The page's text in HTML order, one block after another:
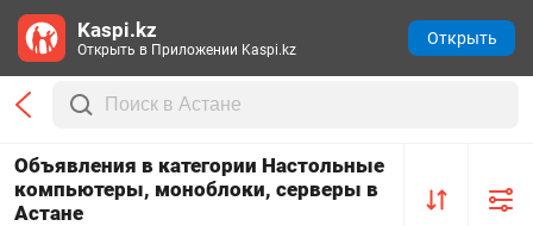
Объявления в категории Настольные
компьютеры, моноблоки, серверы в
Астане
Kaspi.kz
Открыть в Приложении Kaspi.kz
Открыть